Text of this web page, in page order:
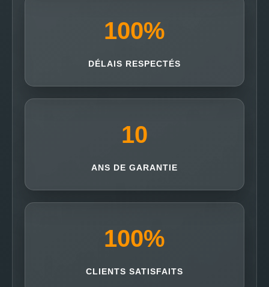
100%
DÉLAIS RESPECTÉS
10
ANS DE GARANTIE
100%
CLIENTS SATISFAITS